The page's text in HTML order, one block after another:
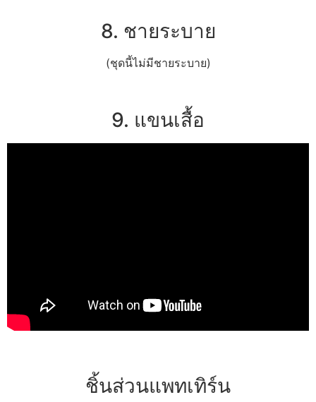
8. ชายระบาย
(ชุดนี้ไม่มีชายระบาย)
9. แขนเสื้อ
ชิ้นส่วนแพทเทิร์น